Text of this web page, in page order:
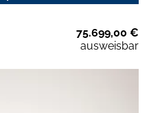
75.699,00 €
ausweisbar